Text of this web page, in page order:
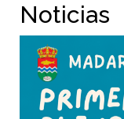
Noticias